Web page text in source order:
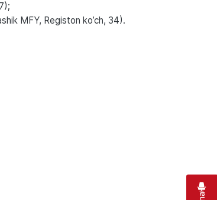
MFY, Registon ko’ch, 34).